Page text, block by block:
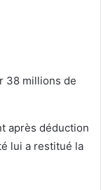
après déduction
lui a restitué la